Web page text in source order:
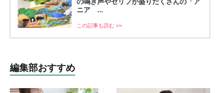
の鳴き声やセリフが盛りだくさんの「ア
ニア ...
この記事も読む >>
編集部おすすめ